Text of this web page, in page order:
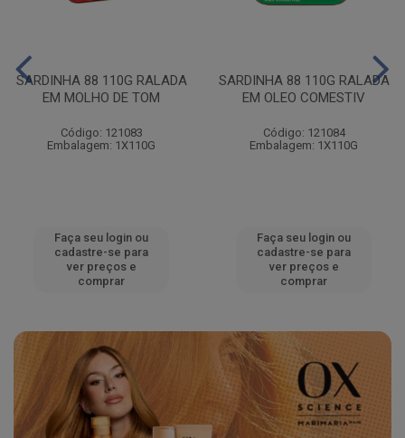
SARDINHA 88 110G RALADA
EM MOLHO DE TOM
Código: 121083
Embalagem: 1X110G
Faça seu login ou
cadastre-se para
ver preços e
comprar
SARDINHA 88 110G RALADA
EM OLEO COMESTIV
Código: 121084
Embalagem: 1X110G
Faça seu login ou
cadastre-se para
ver preços e
comprar